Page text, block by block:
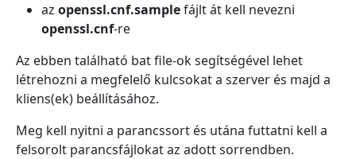
az openssl.cnf.samplefájlt át kell nevezni
openssl.cnf-re
Az ebben található bat file-ok segítségével lehet
létrehozni a megfelelő kulcsokat a szerver és majd a
kliens(ek) beállításához.
Meg kell nyitni a parancssort és utána futtatni kell a
felsorolt parancsfájlokat az adott sorrendben.